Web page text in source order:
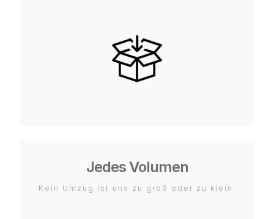
Jedes Volumen
Kein Umzug ist uns zu groß oder zu klein.